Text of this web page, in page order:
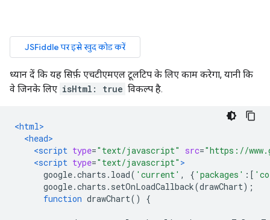
ध्यान दें कि यह सिर्फ़ एचटीएमएल टूलटिप के लिए काम करेगा, यानी कि
वे जिनके लिए isHtml: true विकल्प है.
<html>
<head>
<script type="text/javascript" src="https://
<script type="text/javascript" >
google.charts . load( 'current' , { 'packages' :[
google.charts . setOnLoadCallback(drawChart);
function drawChart() {